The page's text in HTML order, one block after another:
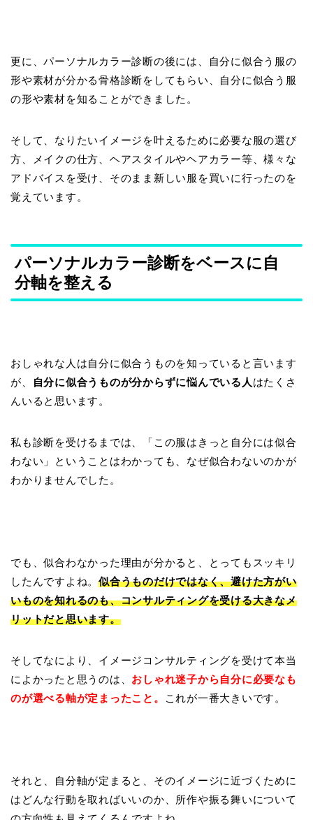
更に、パーソナルカラー診断の後には、自分に似合う服の
形や素材が分かる骨格診断をしてもらい、自分に似合う服
の形や素材を知ることができました。
そして、なりたいイメージを叶えるために必要な服の選び
方、メイクの仕方、ヘアスタイルやヘアカラー等、様々な
アドバイスを受け、そのまま新しい服を買いに行ったのを
覚えています。
パーソナルカラー診断をベースに自
分軸を整える
おしゃれな人は自分に似合うものを知っていると言います
が、
自分に似合うものが分からずに悩んでいる人 はたくさ
んいると思います。
私も診断を受けるまでは、「この服はきっと自分には似合
わない」ということはわかっても、なぜ似合わないのかが
わかりませんでした。
でも、似合わなかった理由が分かると、とってもスッキリ
したんですよね。似合うものだけではなく、避けた方がい
いものを知れるのも、コンサルティングを受ける大きなメ
リットだと思います。
そしてなにより、イメージコンサルティングを受けて本当
によかったと思うのは、 おしゃれ迷子から自分に必要なも
のが選べる軸が定まったこと。 これが一番大きいです。
それと、自分軸が定まると、そのイメージに近づくために
はどんな行動を取ればいいのか、所作や振る舞いについて